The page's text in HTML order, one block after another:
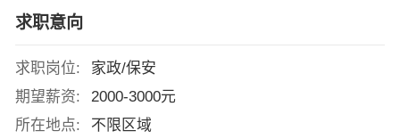
求职意向
求职岗位:
家政/保安
期望薪资:
2000-3000元
所在地点:
不限区域